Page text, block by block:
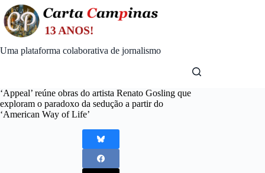
Skip
to
content
Uma plataforma colaborativa de jornalismo
‘Appeal’ reúne obras do artista Renato Gosling que
exploram o paradoxo da sedução a partir do
‘American Way of Life’